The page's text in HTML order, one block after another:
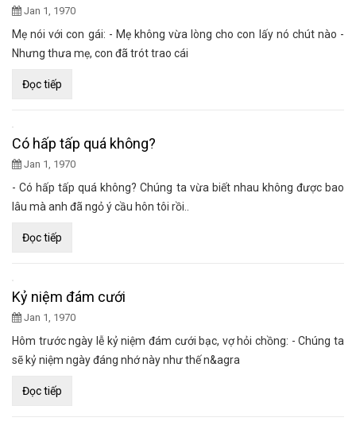
Jan 1, 1970
Mẹ nói với con gái: - Mẹ không vừa lòng cho con lấy nó chút nào -
Nhưng thưa mẹ, con đã trót trao cái
Đọc tiếp
Có hấp tấp quá không?
Jan 1, 1970
- Có hấp tấp quá không? Chúng ta vừa biết nhau không được bao
lâu mà anh đã ngỏ ý cầu hôn tôi rồi..
Đọc tiếp
Kỷ niệm đám cưới
Jan 1, 1970
Hôm trước ngày lễ kỷ niệm đám cưới bạc, vợ hỏi chồng: - Chúng ta
sẽ kỷ niệm ngày đáng nhớ này như thế n&agra
Đọc tiếp